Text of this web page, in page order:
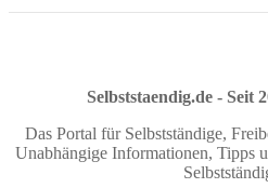
Selbststaendig.de - Seit
Das Portal für Selbstständige,
Unabhängige Informationen, Tipps